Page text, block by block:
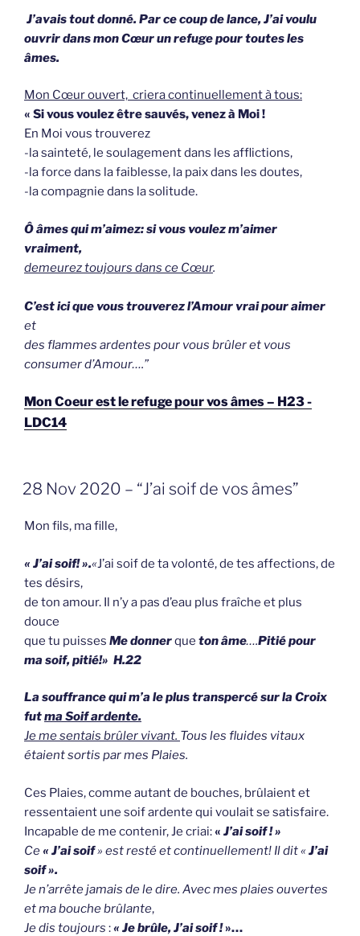
J’avais tout donné. Par ce coup de lance, J’ai voulu
ouvrir dans mon Cœur un refuge pour toutes les
âmes.
Mon Cœur ouvert, criera continuellement à tous:
« Si vous voulez être sauvés, venez à Moi !
En Moi vous trouverez
-la sainteté, le soulagement dans les afflictions,
-la force dans la faiblesse, la paix dans les doutes,
-la compagnie dans la solitude.
Ô âmes qui m’aimez: si vous voulez m’aimer
vraiment,
demeurez toujours dans ce Cœur.
C’est ici que vous trouverez l’Amour vrai pour aimer
et
des flammes ardentes pour vous brûler et vous
consumer d’Amour….”
Mon Coeur est le refuge pour vos âmes – H23 -
LDC14
GEPLAATST
OP
28 Nov 2020 – “J’ai soif de vos âmes”
Mon fils, ma fille,
« J’ai soif! ».«J’ai soif de ta volonté, de tes affections, de
tes désirs,
de ton amour. Il n’y a pas d’eau plus fraîche et plus
douce
que tu puisses Me donnerque ton âme….Pitié pour
ma soif, pitié!» H.22
La souffrance qui m’a le plus transpercé sur la Croix
futma Soif ardente.
Je me sentais brûler vivant. Tous les fluides vitaux
étaient sortis par mes Plaies.
Ces Plaies, comme autant de bouches, brûlaient et
ressentaient une soif ardente qui voulait se satisfaire.
Incapable de me contenir, Je criai:« J’ai soif ! »
Ce« J’ai soif» est resté et continuellement! Il dit «J’ai
soif ».
Je n’arrête jamais de le dire. Avec mes plaies ouvertes
et ma bouche brûlante,
Je dis toujours :« Je brûle, J’ai soif !»…